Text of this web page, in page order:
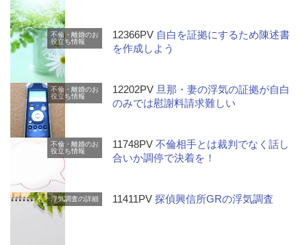
不倫・離婚のお
役立ち情報
12366PV 自白を証拠にするため陳述書
を作成しよう
不倫・離婚のお
役立ち情報
12202PV 旦那・妻の浮気の証拠が自白
のみでは慰謝料請求難しい
不倫・離婚のお
役立ち情報
11748PV不倫相手とは裁判でなく話し
合いか調停で決着を！
浮気調査の詳細 11411PV探偵興信所GRの浮気調査